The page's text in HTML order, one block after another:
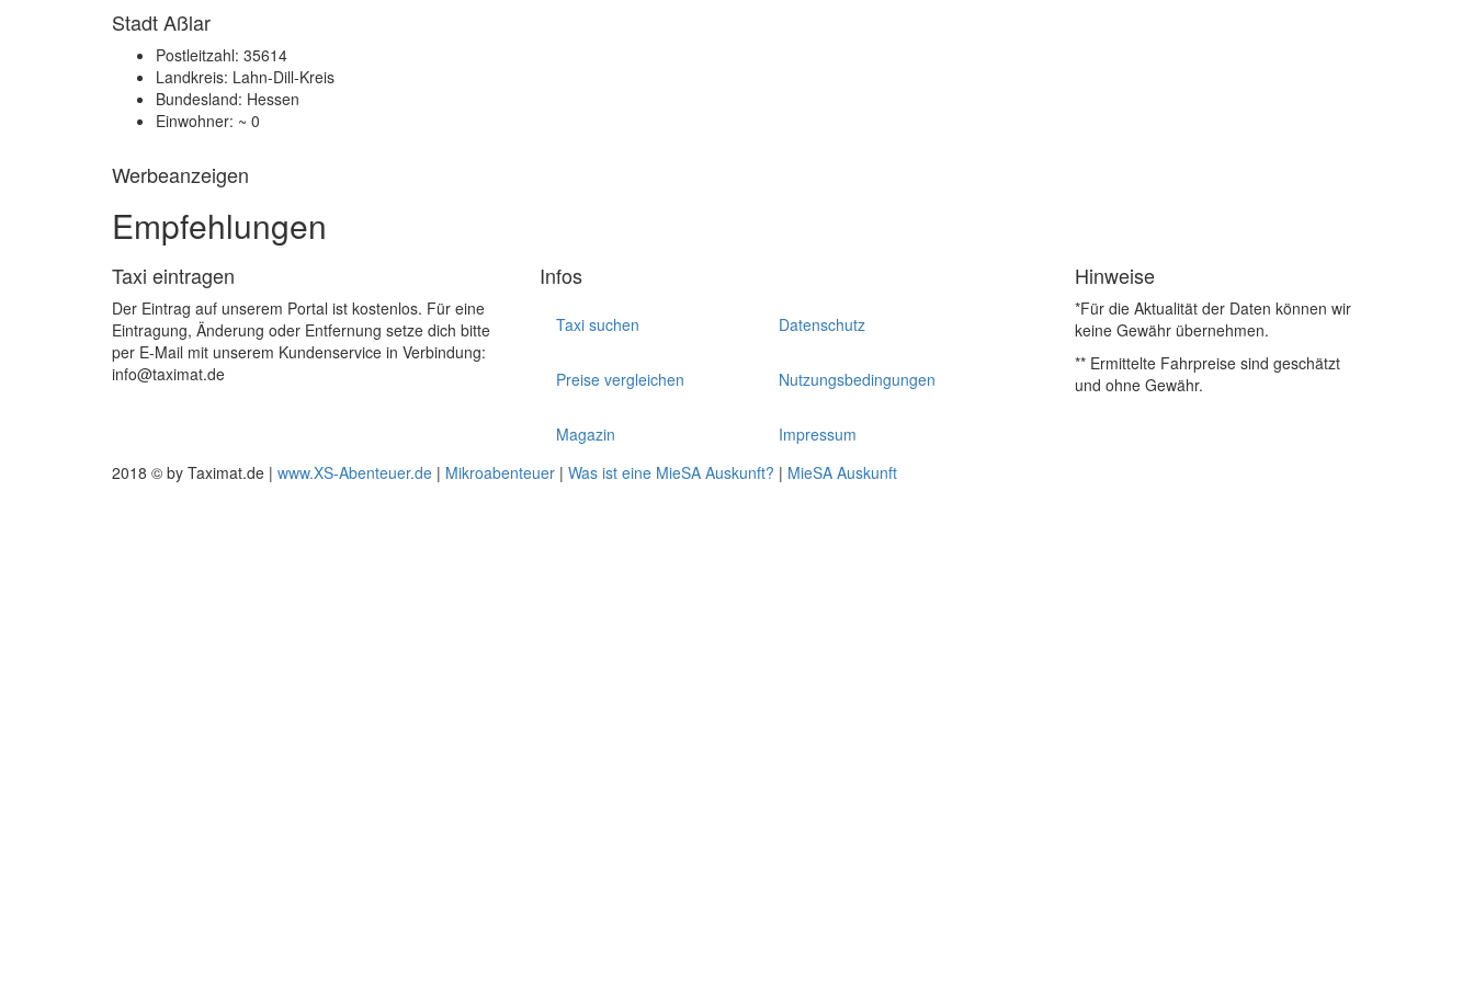
Stadt Aßlar
Postleitzahl: 35614
Landkreis: Lahn-Dill-Kreis
Bundesland: Hessen
Einwohner: ~ 0
Werbeanzeigen
Empfehlungen
Taxi eintragen
Der Eintrag auf unserem Portal ist kostenlos. Für eine
Eintragung, Änderung oder Entfernung setze dich bitte
per E-Mail mit unserem Kundenservice in Verbindung:
info@taximat.de
Infos
Taxi suchen
Preise vergleichen
Magazin
Datenschutz
Nutzungsbedingungen
Impressum
Hinweise
*Für die Aktualität der Daten können wir
keine Gewähr übernehmen.
** Ermittelte Fahrpreise sind geschätzt
und ohne Gewähr.
2018 © by Taximat.de | www.XS-Abenteuer.de | Mikroabenteuer | Was ist eine MieSA Auskunft? | MieSA Auskunft